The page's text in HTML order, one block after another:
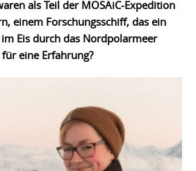
als Teil der MOSAiC-Expedition
einem Forschungsschiff, das ein
Eis durch das Nordpolarmeer
eine Erfahrung?